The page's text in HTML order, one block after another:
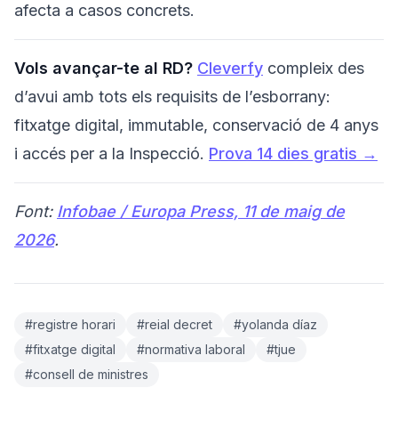
afecta a casos concrets.
Vols avançar-te al RD? Cleverfy compleix des
d’avui amb tots els requisits de l’esborrany:
fitxatge digital, immutable, conservació de 4 anys
i accés per a la Inspecció. Prova 14 dies gratis →
Font: Infobae / Europa Press, 11 de maig de
2026.
#registre horari #reial decret
#yolanda díaz
#fitxatge digital
#normativa laboral
#tjue
#consell de ministres